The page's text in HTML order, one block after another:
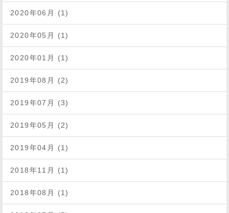
2020年06月 (1)
2020年05月 (1)
2020年01月 (1)
2019年08月 (2)
2019年07月 (3)
2019年05月 (2)
2019年04月 (1)
2018年11月 (1)
2018年08月 (1)